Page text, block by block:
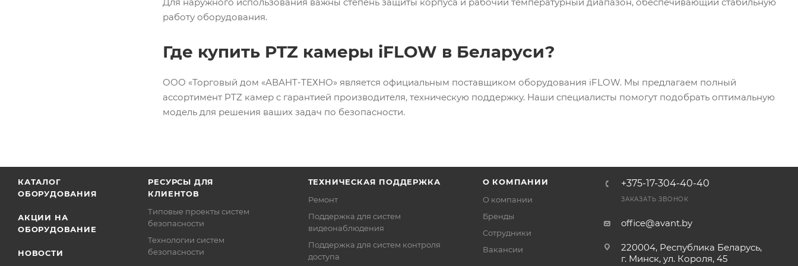
работу оборудования.
Где купить PTZ камеры iFLOW в Беларуси?
ООО «Торговый дом «АВАНТ-ТЕХНО» является официальным поставщиком оборудования iFLOW. Мы предлагаем полный
ассортимент PTZ камер с гарантией производителя, техническую поддержку. Наши специалисты помогут подобрать оптимальную
модель для решения ваших задач по безопасности.
КАТАЛОГ
ОБОРУДОВАНИЯ
АКЦИИ НА
ОБОРУДОВАНИЕ
НОВОСТИ
РЕСУРСЫ ДЛЯ
КЛИЕНТОВ
Типовые проекты систем
безопасности
Технологии систем
безопасности
ТЕХНИЧЕСКАЯ ПОДДЕРЖКА
Ремонт
Поддержка для систем
видеонаблюдения
Поддержка для систем контроля
доступа
О КОМПАНИИ
О компании
Бренды
Сотрудники
Вакансии
+375-17-304-40-40
ЗАКАЗАТЬ ЗВОНОК
office@avant.by
220004, Республика Беларусь,
г. Минск, ул. Короля, 45